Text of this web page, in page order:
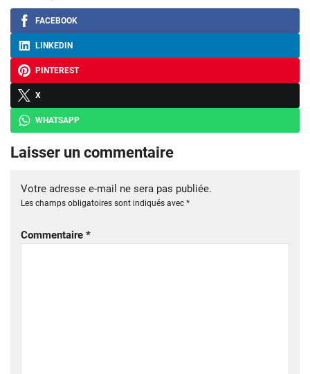
FACEBOOK
LINKEDIN
PINTEREST
X
WHATSAPP
Laisser un commentaire
Votre adresse e-mail ne sera pas publiée.
Les champs obligatoires sont indiqués avec *
Commentaire *